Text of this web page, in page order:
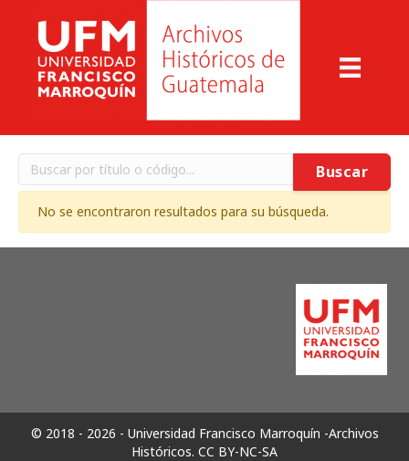
Buscar
No se encontraron resultados para su búsqueda.
© 2018 - 2026 - Universidad Francisco Marroquín -Archivos
Históricos. CC BY-NC-SA